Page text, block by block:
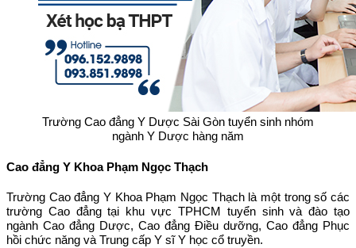
Trường Cao đẳng Y Dược Sài Gòn tuyển sinh nhóm
ngành Y Dược hàng năm
Cao đẳng Y Khoa Phạm Ngọc Thạch
Trường Cao đẳng Y Khoa Phạm Ngọc Thạch là một trong số các
trường Cao đẳng tại khu vực TPHCM tuyển sinh và đào tạo
ngành Cao đẳng Dược, Cao đẳng Điều dưỡng, Cao đẳng Phục
hồi chức năng và Trung cấp Y sĩ Y học cổ truyền.